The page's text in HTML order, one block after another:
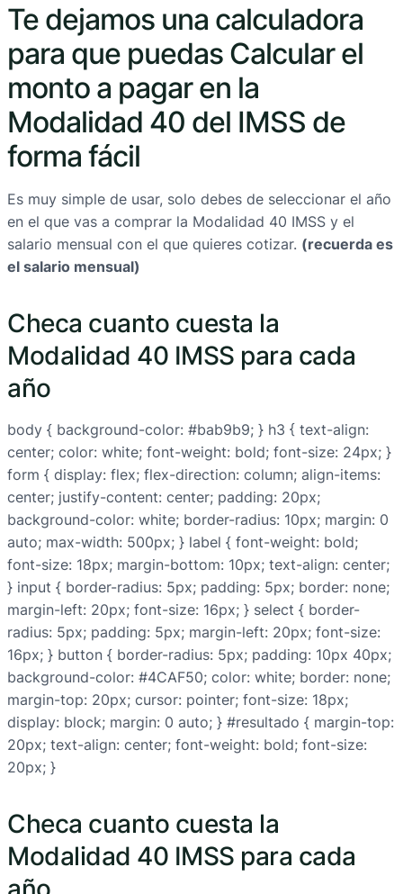
Te dejamos una calculadora
para que puedas Calcular el
monto a pagar en la
Modalidad 40 del IMSS de
forma fácil
Es muy simple de usar, solo debes de seleccionar el año
en el que vas a comprar la Modalidad 40 IMSS y el
salario mensual con el que quieres cotizar. (recuerda es
el salario mensual)
Checa cuanto cuesta la
Modalidad 40 IMSS para cada
año
body { background-color: #bab9b9; } h3 { text-align:
center; color: white; font-weight: bold; font-size: 24px; }
form { display: flex; flex-direction: column; align-items:
center; justify-content: center; padding: 20px;
background-color: white; border-radius: 10px; margin: 0
auto; max-width: 500px; } label { font-weight: bold;
font-size: 18px; margin-bottom: 10px; text-align: center;
} input { border-radius: 5px; padding: 5px; border: none;
margin-left: 20px; font-size: 16px; } select { border-
radius: 5px; padding: 5px; margin-left: 20px; font-size:
16px; } button { border-radius: 5px; padding: 10px 40px;
background-color: #4CAF50; color: white; border: none;
margin-top: 20px; cursor: pointer; font-size: 18px;
display: block; margin: 0 auto; } #resultado { margin-top:
20px; text-align: center; font-weight: bold; font-size:
20px; }
Checa cuanto cuesta la
Modalidad 40 IMSS para cada